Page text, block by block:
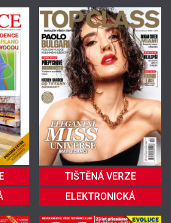
TIŠTĚNÁ VERZE
ELEKTRONICKÁ